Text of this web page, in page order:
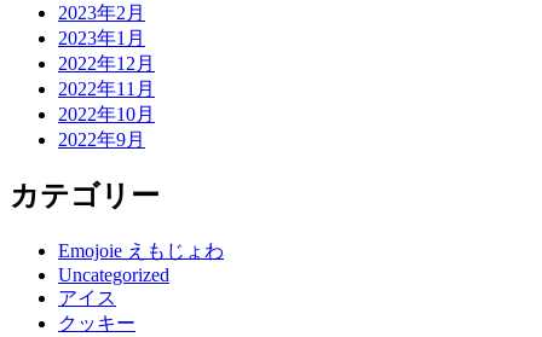
2023年2月
2023年1月
2022年12月
2022年11月
2022年10月
2022年9月
カテゴリー
Emojoie えもじょわ
Uncategorized
アイス
クッキー